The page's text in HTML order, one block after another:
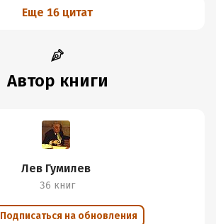
Еще 16 цитат
Автор книги
Лев Гумилев
36 книг
Подписаться на обновления